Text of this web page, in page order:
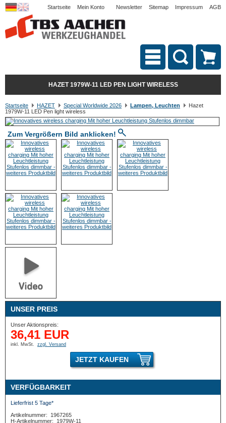
Startseite Mein Konto Newsletter Sitemap Impressum AGB
HAZET 1979W-11 LED PEN LIGHT WIRELESS
Startseite HAZET Special Worldwide 2026 Lampen, Leuchten
Hazet
1979W-11 LED Pen light wireless
Zum Vergrößern Bild anklicken!
UNSER PREIS
Unser Aktionspreis:
36,41 EUR
inkl. MwSt. zzgl. Versand
JETZT KAUFEN
VERFÜGBARKEIT
Lieferfrist 5 Tage*
Artikelnummer:
1967265
H-Artikelnummer:
1979W-11